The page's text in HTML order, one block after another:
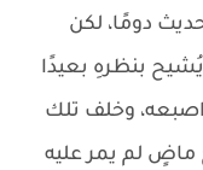
دومًا، لكن
بنظرهِ بعيدًا
وخلف تلك
ماضٍ لم يمر عليه